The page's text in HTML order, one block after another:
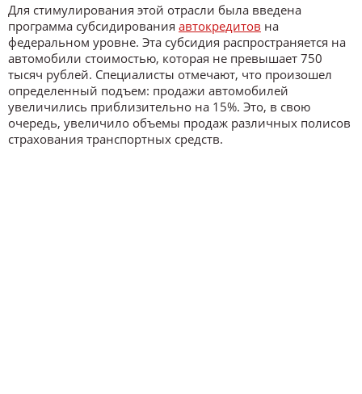
Для стимулирования этой отрасли была введена
программа субсидирования автокредитов на
федеральном уровне. Эта субсидия распространяется на
автомобили стоимостью, которая не превышает 750
тысяч рублей. Специалисты отмечают, что произошел
определенный подъем: продажи автомобилей
увеличились приблизительно на 15%. Это, в свою
очередь, увеличило объемы продаж различных полисов
страхования транспортных средств.